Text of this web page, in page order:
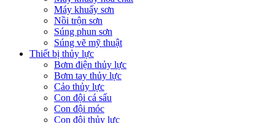
Máy khuấy sơn
Nồi trộn sơn
Súng phun sơn
Súng vẽ mỹ thuật
Thiết bị thủy lực
Bơm điện thủy lực
Bơm tay thủy lực
Cảo thủy lực
Con đội cá sấu
Con đội móc
Con đội thủy lực